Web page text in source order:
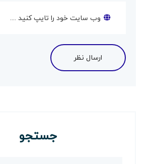
جستجو